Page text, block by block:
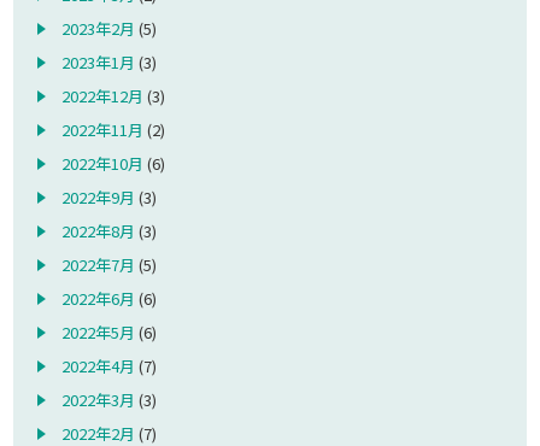
2023年2月 (5)
2023年1月 (3)
2022年12月 (3)
2022年11月 (2)
2022年10月 (6)
2022年9月 (3)
2022年8月 (3)
2022年7月 (5)
2022年6月 (6)
2022年5月 (6)
2022年4月 (7)
2022年3月 (3)
2022年2月 (7)